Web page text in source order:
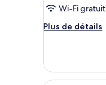
Chambre
Supérieure
jumeaux
Wi-Fi gratuit
Plus de détails
Plus
le
type